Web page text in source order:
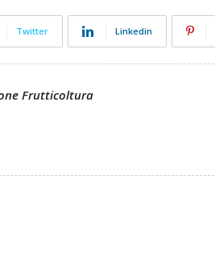
Twitter Linkedin
Frutticoltura